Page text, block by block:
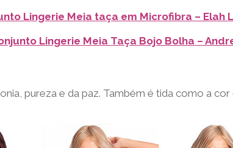
Lingerie Meia taça em Microfibra – Elah
Lingerie Meia Taça Bojo Bolha –
pureza e da paz. Também é tida como a